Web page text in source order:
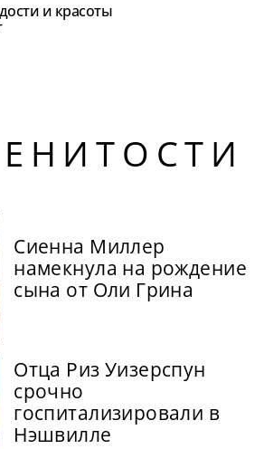
и красоты
Сиенна Миллер
намекнула на рождение
сына от Оли Грина
Отца Риз Уизерспун
срочно
госпитализировали в
Нэшвилле